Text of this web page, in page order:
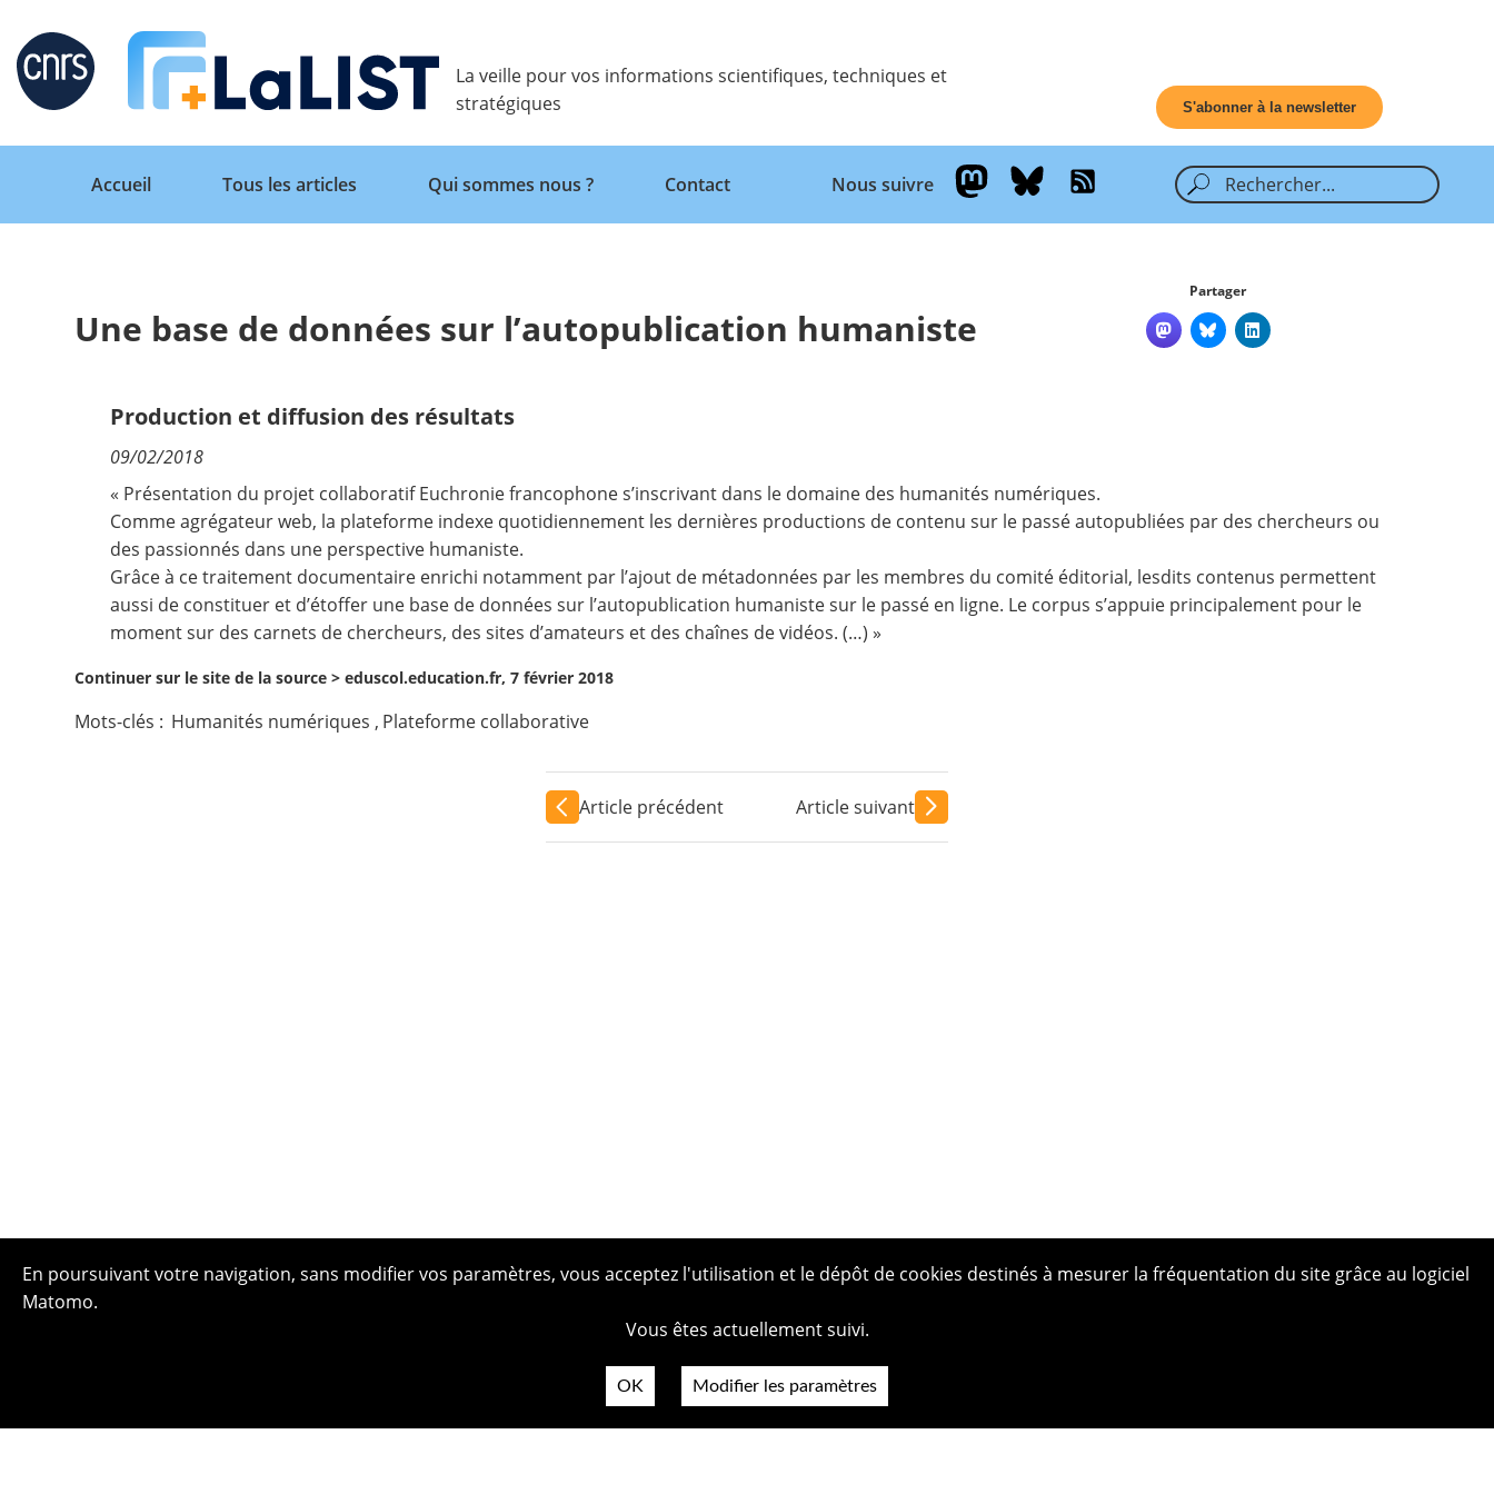
Retour
Accueil
Qui sommes nous ?
Nous suivre
La veille pour vos informations scientifiques, techniques et
stratégiques
S'abonner à la newsletter
Retour
Accueil
Tous les articles Qui sommes nous ? Contact Nous suivre
Une base de données sur l’autopublication humaniste
Partager
Production et diffusion des résultats
09/02/2018
« Présentation du projet collaboratif Euchronie francophone s’inscrivant dans le domaine des humanités numériques.
Comme agrégateur web, la plateforme indexe quotidiennement les dernières productions de contenu sur le passé autopubliées par des chercheurs ou
des passionnés dans une perspective humaniste.
Grâce à ce traitement documentaire enrichi notamment par l’ajout de métadonnées par les membres du comité éditorial, lesdits contenus permettent
aussi de constituer et d’étoffer une base de données sur l’autopublication humaniste sur le passé en ligne. Le corpus s’appuie principalement pour le
moment sur des carnets de chercheurs, des sites d’amateurs et des chaînes de vidéos. (…) »
Continuer sur le site de la source >eduscol.education.fr, 7 février 2018
Mots-clés : Humanités numériques , Plateforme collaborative
Article précédent Article suivant
En poursuivant votre navigation, sans modifier vos paramètres, vous acceptez l'utilisation et le dépôt de cookies destinés à mesurer la fréquentation du site grâce au logiciel
Matomo.
Vous êtes actuellement suivi.
OK Modifier les paramètres